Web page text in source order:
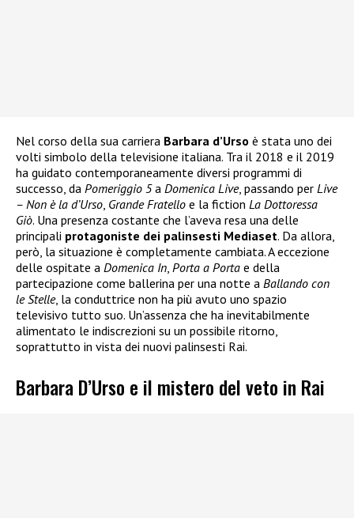
Nel corso della sua carriera Barbara d’Urso è stata uno dei
volti simbolo della televisione italiana. Tra il 2018 e il 2019
ha guidato contemporaneamente diversi programmi di
successo, da Pomeriggio 5a Domenica Live, passando per Live
– Non è la d’Urso, Grande Fratello e la fiction La Dottoressa
Giò. Una presenza costante che l’aveva resa una delle
principali protagoniste dei palinsesti Mediaset. Da allora,
però, la situazione è completamente cambiata. A eccezione
delle ospitate a Domenica In, Porta a Porta e della
partecipazione come ballerina per una notte a Ballando con
le Stelle, la conduttrice non ha più avuto uno spazio
televisivo tutto suo. Un’assenza che ha inevitabilmente
alimentato le indiscrezioni su un possibile ritorno,
soprattutto in vista dei nuovi palinsesti Rai.
Barbara D’Urso e il mistero del veto in Rai